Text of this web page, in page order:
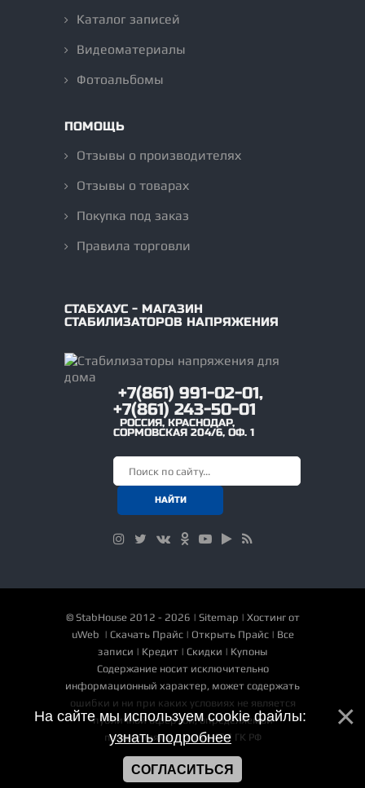
Каталог записей
Видеоматериалы
Фотоальбомы
ПОМОЩЬ
Отзывы о производителях
Отзывы о товарах
Покупка под заказ
Правила торговли
СТАБХАУС - МАГАЗИН
СТАБИЛИЗАТОРОВ НАПРЯЖЕНИЯ
+7(861) 991-02-01,
+7(861) 243-50-01
РОССИЯ,КРАСНОДАР,
СОРМОВСКАЯ 204/6, ОФ. 1
© StabHouse2012 - 2026 | Sitemap | Хостинг от
uWeb | Скачать Прайс| Открыть Прайс| Все
записи | Кредит | Скидки | Купоны
Содержание носит исключительно
информационный характер, может содержать
ошибки и ни при каких условиях не является
публичной офертой, определяемой
положениями статьи 437 ГК РФ
На сайте мы используем cookie файлы:
узнать подробнее
СОГЛАСИТЬСЯ